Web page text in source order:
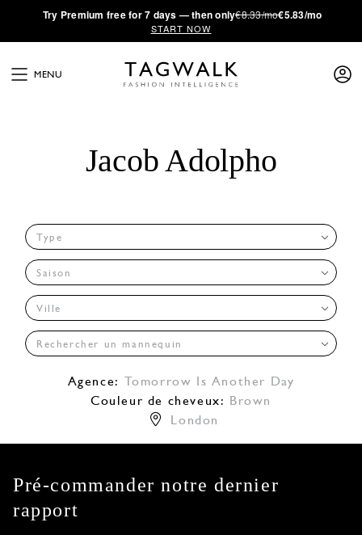
·Try Premium free for 7 days — then only€8.33/mo€5.83/mo
START NOW
MENU
Jacob Adolpho
Type
Saison
Ville
Rechercher un mannequin
Agence:
Tomorrow Is Another Day
Couleur de cheveux:
Brown
London
Pré-commander notre dernier
rapport